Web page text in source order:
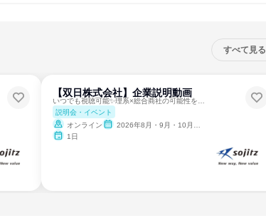
すべて見る
【双日株式会社】企業説明動画
説明会・イベント
オンライン
2026年8月・9月・10月・11月・12月
1日